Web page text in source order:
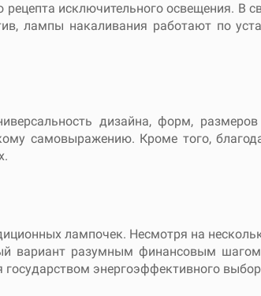
исключительного освещения. В
лампы накаливания работают по
дизайна, форм,
самовыражению. Кроме того,
лампочек. Несмотря на
вариант разумным финансовым
государством энергоэффективного